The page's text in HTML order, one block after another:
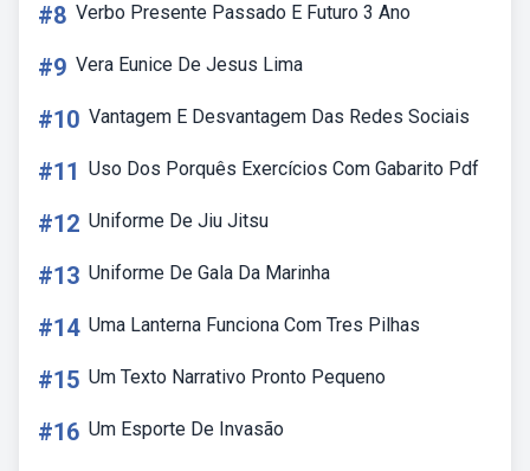
#8 Verbo Presente Passado E Futuro 3 Ano
#9 Vera Eunice De Jesus Lima
#10 Vantagem E Desvantagem Das Redes Sociais
#11 Uso Dos Porquês Exercícios Com Gabarito Pdf
#12 Uniforme De Jiu Jitsu
#13 Uniforme De Gala Da Marinha
#14 Uma Lanterna Funciona Com Tres Pilhas
#15 Um Texto Narrativo Pronto Pequeno
#16 Um Esporte De Invasão